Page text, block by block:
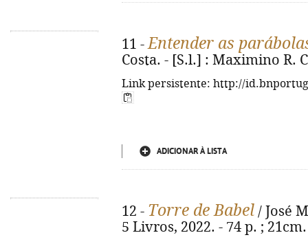
11 -Entender as
Costa. - [S.l.] : Maximino R.
Link persistente: http://
ADICIONAR À LISTA
12 - Torre de Babel / José
5 Livros, 2022. - 74 p. ;